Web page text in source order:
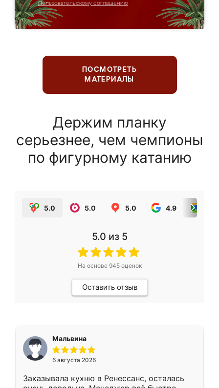
Пользовательскому соглашению
ПОСМОТРЕТЬ
МАТЕРИАЛЫ
Держим планку
серьезнее, чем чемпионы
по фигурному катанию
5.0 5.0 5.0 4.9
5.0 из 5
На основе 945оценок
Оставить отзыв
Мальвина
6 августа 2026
Заказывала кухню в Ренессанс, осталась